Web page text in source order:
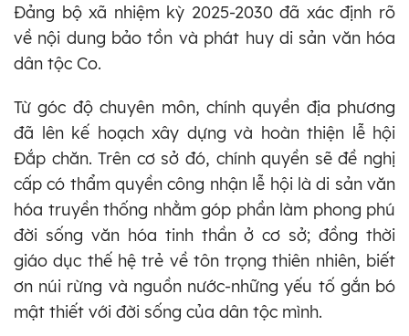
Đảng bộ xã nhiệm kỳ 2025-2030 đã xác định rõ
về nội dung bảo tồn và phát huy di sản văn hóa
dân tộc Co.
Từ góc độ chuyên môn, chính quyền địa phương
đã lên kế hoạch xây dựng và hoàn thiện lễ hội
Đắp chăn. Trên cơ sở đó, chính quyền sẽ đề nghị
cấp có thẩm quyền công nhận lễ hội là di sản văn
hóa truyền thống nhằm góp phần làm phong phú
đời sống văn hóa tinh thần ở cơ sở; đồng thời
giáo dục thế hệ trẻ về tôn trọng thiên nhiên, biết
ơn núi rừng và nguồn nước-những yếu tố gắn bó
mật thiết với đời sống của dân tộc mình.